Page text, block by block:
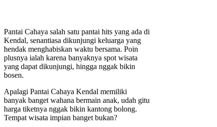
Pantai Cahaya salah satu pantai hits yang ada di
Kendal, senantiasa dikunjungi keluarga yang
hendak menghabiskan waktu bersama. Poin
plusnya ialah karena banyaknya spot wisata
yang dapat dikunjungi, hingga nggak bikin
bosen.
Apalagi Pantai Cahaya Kendal memiliki
banyak banget wahana bermain anak, udah gitu
harga tiketnya nggak bikin kantong bolong.
Tempat wisata impian banget bukan?